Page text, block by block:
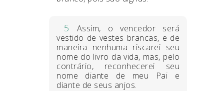
5
Assim, o vencedor será
vestido de vestes brancas, e de
maneira nenhuma riscarei seu
nome do livro da vida, mas, pelo
contrário, reconhecerei seu
nome diante de meu Pai e
diante de seus anjos.